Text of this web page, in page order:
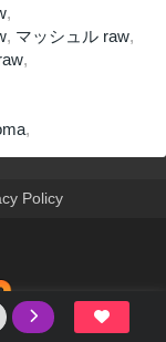
,
, マッシュル raw,
,
,
Policy
ット上で収集されま